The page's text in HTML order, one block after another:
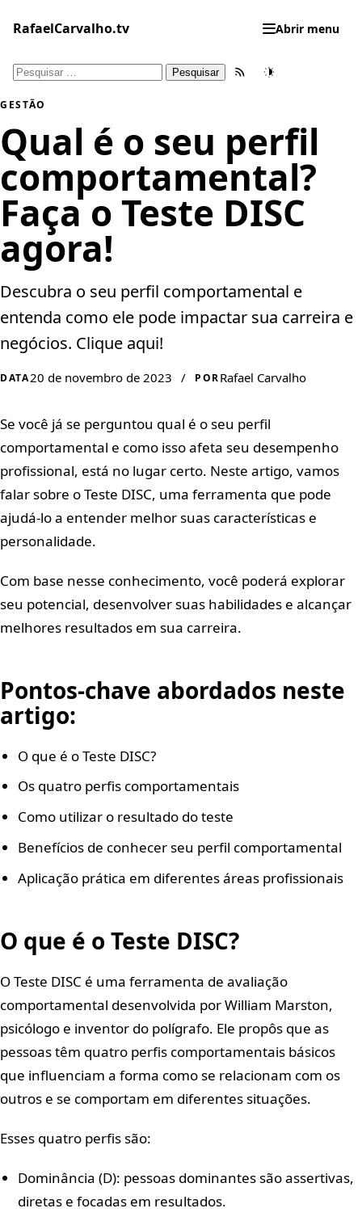
para
conteúdo
RafaelCarvalho.tv Abrir menu
Pesquisar
Feed RSSTema
GESTÃO
Qual é o seu perfil
comportamental?
Faça o Teste DISC
agora!
Descubra o seu perfil comportamental e
entenda como ele pode impactar sua carreira e
negócios. Clique aqui!
DATA20 de novembro de 2023 / PORRafael Carvalho
Se você já se perguntou qual é o seu perfil
comportamental e como isso afeta seu desempenho
profissional, está no lugar certo. Neste artigo, vamos
falar sobre o Teste DISC, uma ferramenta que pode
ajudá-lo a entender melhor suas características e
personalidade.
Com base nesse conhecimento, você poderá explorar
seu potencial, desenvolver suas habilidades e alcançar
melhores resultados em sua carreira.
Pontos-chave abordados neste
artigo:
O que é o Teste DISC?
Os quatro perfis comportamentais
Como utilizar o resultado do teste
Benefícios de conhecer seu perfil comportamental
Aplicação prática em diferentes áreas profissionais
O que é o Teste DISC?
O Teste DISC é uma ferramenta de avaliação
comportamental desenvolvida por William Marston,
psicólogo e inventor do polígrafo. Ele propôs que as
pessoas têm quatro perfis comportamentais básicos
que influenciam a forma como se relacionam com os
outros e se comportam em diferentes situações.
Esses quatro perfis são:
Dominância (D): pessoas dominantes são assertivas,
diretas e focadas em resultados.